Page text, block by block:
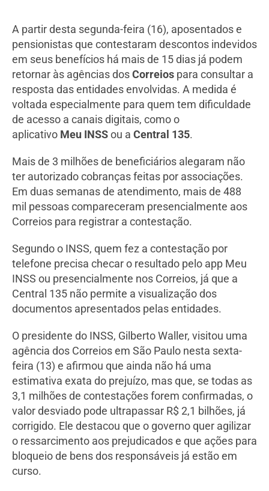
A partir desta segunda-feira (16), aposentados e
pensionistas que contestaram descontos indevidos
em seus benefícios há mais de 15 dias já podem
retornar às agências dosCorreios para consultar a
resposta das entidades envolvidas. A medida é
voltada especialmente para quem tem dificuldade
de acesso a canais digitais, como o
aplicativo Meu INSSou a Central 135.
Mais de 3 milhões de beneficiários alegaram não
ter autorizado cobranças feitas por associações.
Em duas semanas de atendimento, mais de 488
mil pessoas compareceram presencialmente aos
Correios para registrar a contestação.
Segundo o INSS, quem fez a contestação por
telefone precisa checar o resultado pelo app Meu
INSS ou presencialmente nos Correios, já que a
Central 135 não permite a visualização dos
documentos apresentados pelas entidades.
O presidente do INSS, Gilberto Waller, visitou uma
agência dos Correios em São Paulo nesta sexta-
feira (13) e afirmou que ainda não há uma
estimativa exata do prejuízo, mas que, se todas as
3,1 milhões de contestações forem confirmadas, o
valor desviado pode ultrapassar R$ 2,1 bilhões, já
corrigido. Ele destacou que o governo quer agilizar
o ressarcimento aos prejudicados e que ações para
bloqueio de bens dos responsáveis já estão em
curso.